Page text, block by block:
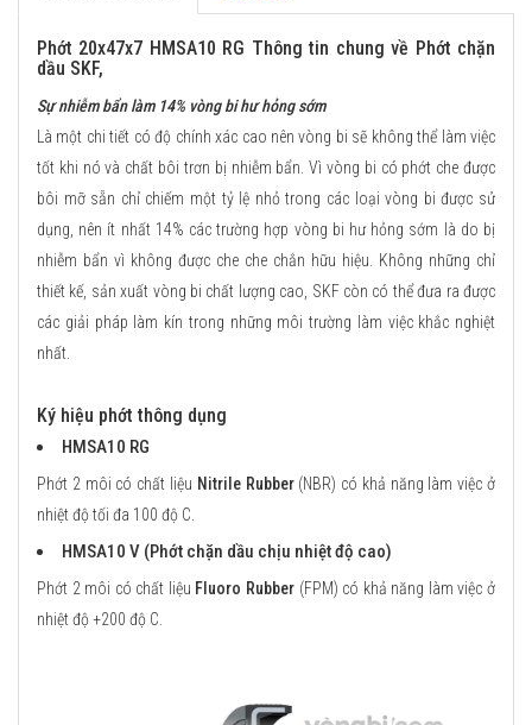
Phớt 20x47x7 HMSA10 RG Thông tin chung về Phớt chặn
dầu SKF,
Sự nhiễm bẩn làm 14% vòng bi hư hỏng sớm
Là một chi tiết có độ chính xác cao nên vòng bi sẽ không thể làm việc
tốt khi nó và chất bôi trơn bị nhiễm bẩn. Vì vòng bi có phớt che được
bôi mỡ sẵn chỉ chiếm một tỷ lệ nhỏ trong các loại vòng bi được sử
dụng, nên ít nhất 14% các trường hợp vòng bi hư hỏng sớm là do bị
nhiễm bẩn vì không được che che chắn hữu hiệu. Không những chỉ
thiết kế, sản xuất vòng bi chất lượng cao, SKF còn có thể đưa ra được
các giải pháp làm kín trong những môi trường làm việc khắc nghiệt
nhất.
Ký hiệu phớt thông dụng
HMSA10 RG
Phớt 2 môi có chất liệu Nitrile Rubber(NBR) có khả năng làm việc ở
nhiệt độ tối đa 100 độ C.
HMSA10 V (Phớt chặn dầu chịu nhiệt độ cao)
Phớt 2 môi có chất liệu Fluoro Rubber (FPM) có khả năng làm việc ở
nhiệt độ +200 độ C.